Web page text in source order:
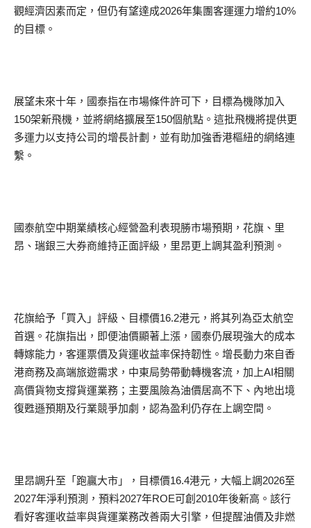
觀經濟因素而定，但仍有望達成2026年集團客運運力增約10%
的目標。
展望未來十年，國泰指在市場條件許可下，目標為機隊加入
150架新飛機，並將網絡擴展至150個航點。這批飛機將提供更
多運力以支持公司的增長計劃，並有助加強香港樞紐的網絡連
繫。
國泰航空中期業績核心經營盈利表現勝市場預期，花旗、里
昂、瑞銀三大券商維持正面評級，里昂更上調其盈利預測。
花旗給予「買入」評級、目標價16.2港元，將其列為亞太航空
首選。花旗指出，即便油價顯著上漲，國泰仍展現強大的成本
轉嫁能力，客運票價及貨運收益率保持韌性。增長動力來自香
港商務及高端旅遊需求，中東局勢帶動轉機客流，加上AI相關
高價貨物支撐貨運業務；主要風險為油價居高不下、內地出境
復甦遜預期及行業競爭加劇，認為盈利仍存在上調空間。
里昂調升至「跑贏大市」，目標價16.4港元，大幅上調2026至
2027年淨利預測，預料2027年ROE可創2010年後新高。該行
看好客運收益率與貨運業務改善兩大引擎，但提醒油價及非燃